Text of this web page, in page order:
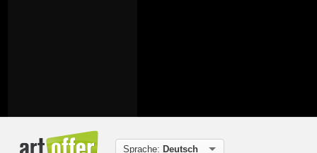
Sprache: Deutsch